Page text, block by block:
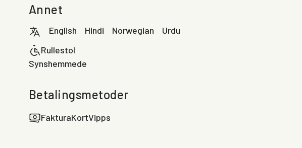
Annet
English Hindi Norwegian
Urdu
Rullestol
Synshemmede
Betalingsmetoder
FakturaKortVipps